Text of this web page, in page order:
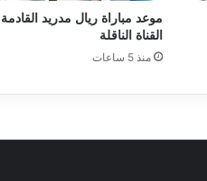
موعد مباراة ريال مدريد
القناة الناقلة
منذ 5 ساعات